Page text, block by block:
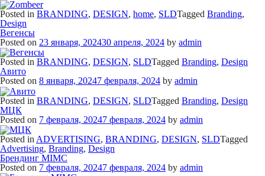
Posted in BRANDING, DESIGN, home, SLDTagged Branding,
Design
Вегенсы
Posted on 23 января, 202430 апреля, 2024 by admin
Posted in BRANDING, DESIGN, SLDTagged Branding, Design
Авито
Posted on 8 января, 20247 февраля, 2024 by admin
Posted in BRANDING, DESIGN, SLDTagged Branding, Design
МЦК
Posted on 7 февраля, 20247 февраля, 2024 by admin
Posted in ADVERTISING, BRANDING, DESIGN, SLDTagged
Advertising, Branding, Design
Брендинг MIMC
Posted on 7 февраля, 20247 февраля, 2024 by admin